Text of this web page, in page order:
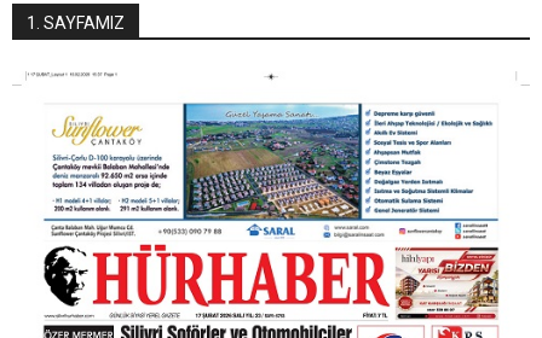
1. SAYFAMIZ